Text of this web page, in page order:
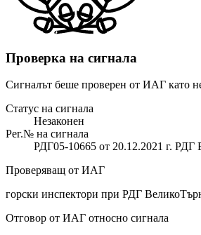
Проверка на сигнала
Сигналът беше проверен от ИАГ като
Статус на сигнала
Незаконен
Рег.№ на сигнала
РДГ05-10665 от 20.12.2021 г. РДГ
Проверяващ от ИАГ
горски инспектори при РДГ
Отговор от ИАГ относно сигнала